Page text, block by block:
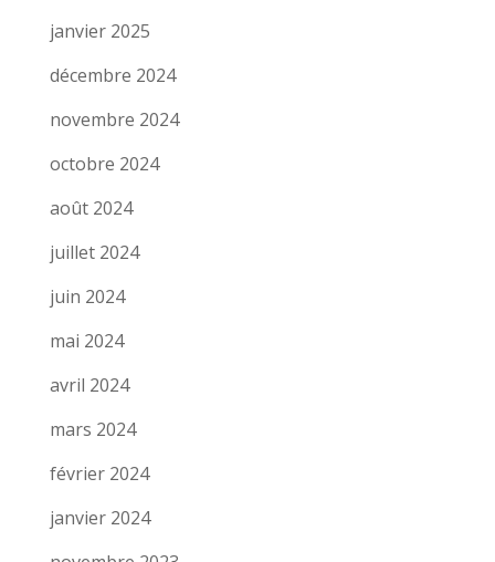
janvier 2025
décembre 2024
novembre 2024
octobre 2024
août 2024
juillet 2024
juin 2024
mai 2024
avril 2024
mars 2024
février 2024
janvier 2024